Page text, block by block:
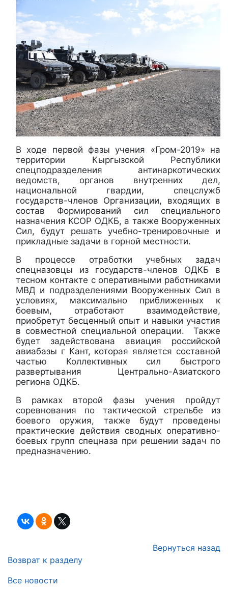
В ходе первой фазы учения «Гром-2019» на
территории Кыргызской Республики
спецподразделения антинаркотических
ведомств, органов внутренних дел,
национальной гвардии, спецслужб
государств-членов Организации, входящих в
состав Формирований сил специального
назначения КСОР ОДКБ, а также Вооруженных
Сил, будут решать учебно-тренировочные и
прикладные задачи в горной местности.
В процессе отработки учебных задач
спецназовцы из государств-членов ОДКБ в
тесном контакте с оперативными работниками
МВД и подразделениями Вооруженных Сил в
условиях, максимально приближенных к
боевым, отработают взаимодействие,
приобретут бесценный опыт и навыки участия
в совместной специальной операции. Также
будет задействована авиация российской
авиабазы г Кант, которая является составной
частью Коллективных сил быстрого
развертывания Центрально-Азиатского
региона ОДКБ.
В рамках второй фазы учения пройдут
соревнования по тактической стрельбе из
боевого оружия, также будут проведены
практические действия сводных оперативно-
боевых групп спецназа при решении задач по
предназначению.
Вернуться назад
Возврат к разделу
Все новости